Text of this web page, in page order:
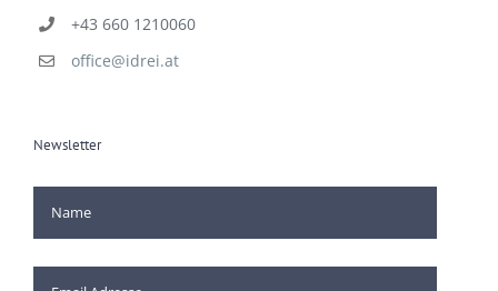
+43 660 1210060
office@idrei.at
Newsletter